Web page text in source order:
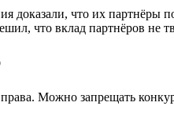
доказали, что их
что вклад партнёров
Можно запрещать